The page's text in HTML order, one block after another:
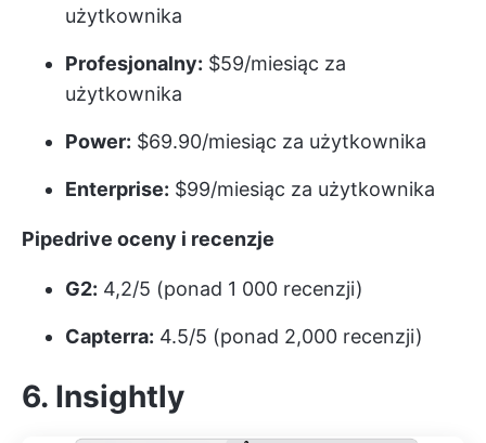
użytkownika
Profesjonalny: $59/miesiąc za
użytkownika
Power: $69.90/miesiąc za użytkownika
Enterprise: $99/miesiąc za użytkownika
Pipedrive oceny i recenzje
G2: 4,2/5 (ponad 1 000 recenzji)
Capterra: 4.5/5 (ponad 2,000 recenzji)
6. Insightly